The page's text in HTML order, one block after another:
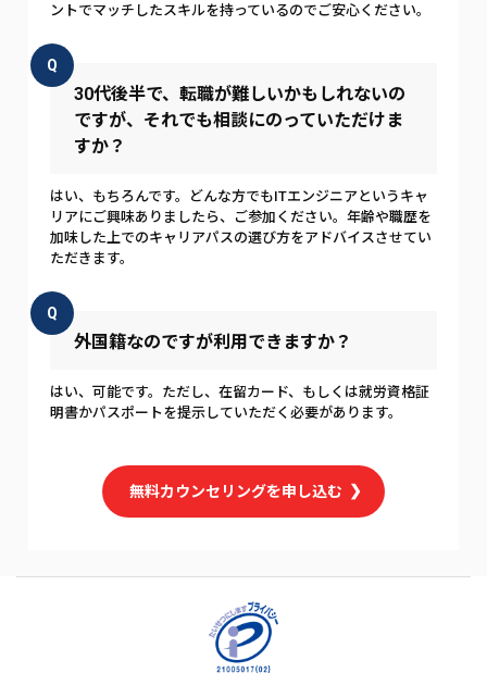
ントでマッチしたスキルを持っているのでご安心ください。
Q
30代後半で、転職が難しいかもしれないの
ですが、それでも相談にのっていただけま
すか？
はい、もちろんです。どんな方でもITエンジニアというキャ
リアにご興味ありましたら、ご参加ください。年齢や職歴を
加味した上でのキャリアパスの選び方をアドバイスさせてい
ただきます。
Q
外国籍なのですが利用できますか？
はい、可能です。ただし、在留カード、もしくは就労資格証
明書かパスポートを提示していただく必要があります。
無料カウンセリングを申し込む